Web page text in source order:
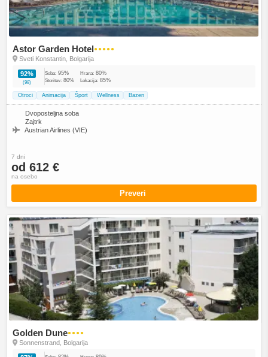
Astor Garden Hotel●●●●●
Sveti Konstantin, Bolgarija
92%
(98)
Soba: 95% Hrana: 80%
Storitev: 80% Lokacija: 85%
Otroci Animacija Šport Wellness Bazen
Dvoposteljna soba
Zajtrk
Austrian Airlines (VIE)
7 dni
od 612 €
na osebo
Preveri
Golden Dune●●●●
Sonnenstrand, Bolgarija